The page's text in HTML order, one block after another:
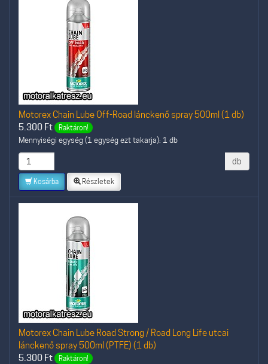
Motorex Chain Lube Off-Road lánckenő spray 500ml (1 db)
5.300 Ft Raktáron!
Mennyiségi egység (1 egység ezt takarja): 1 db
db
Kosárba Részletek
Motorex Chain Lube Road Strong / Road Long Life utcai
lánckenő spray 500ml (PTFE) (1 db)
5.300 Ft Raktáron!